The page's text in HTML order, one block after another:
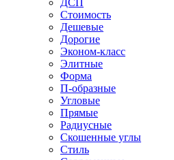
Стоимость
Дешевые
Дорогие
Эконом-класс
Элитные
Форма
П-образные
Угловые
Прямые
Радиусные
Скошенные углы
Стиль